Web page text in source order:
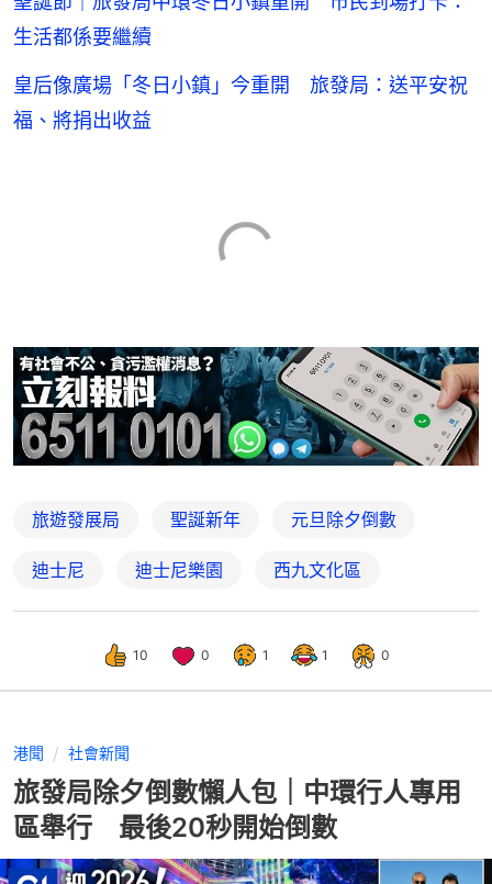
生活都係要繼續
皇后像廣場「冬日小鎮」今重開 旅發局：送平安祝
福、將捐出收益
旅遊發展局 聖誕新年 元旦除夕倒數
迪士尼 迪士尼樂園 西九文化區
10 0 1 1 0
港聞 社會新聞
旅發局除夕倒數懶人包｜中環行人專用
區舉行 最後20秒開始倒數